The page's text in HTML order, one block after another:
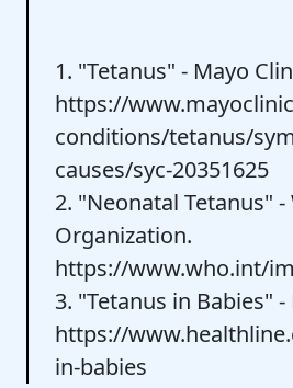
1. "Tetanus" - Mayo
https://
conditions/tetanus/
causes/syc-20351625
2. "Neonatal Tetanus"
Organization.
https://www.who.int/
3. "Tetanus in Babies"
https://
in-babies